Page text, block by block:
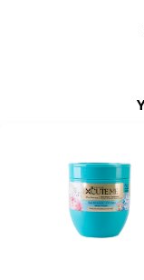
• ถูผลิตภัณฑ์ให้ทั่วฝ่ามือ
• ชโลมที่เส้นผม เน้นตรงส่